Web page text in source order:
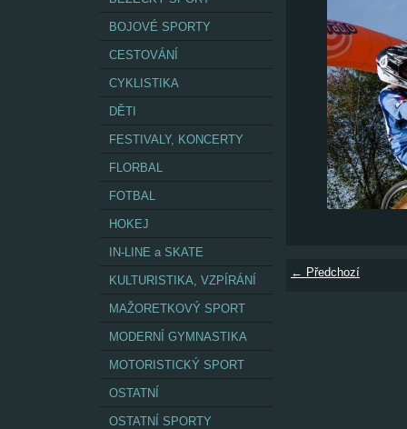
BOJOVÉ SPORTY
CESTOVÁNÍ
CYKLISTIKA
DĚTI
FESTIVALY, KONCERTY
FLORBAL
FOTBAL
HOKEJ
IN-LINE a SKATE
KULTURISTIKA, VZPÍRÁNÍ
MAŽORETKOVÝ SPORT
MODERNÍ GYMNASTIKA
MOTORISTICKÝ SPORT
OSTATNÍ
OSTATNÍ SPORTY
← Předchozí